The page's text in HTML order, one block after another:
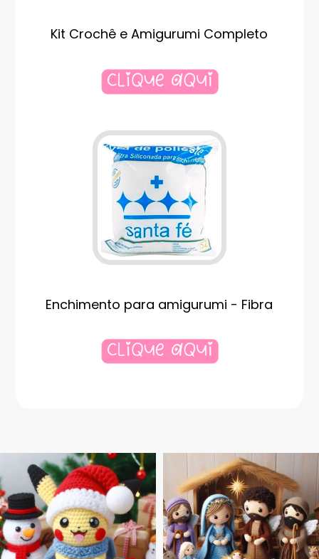
Kit Crochê e Amigurumi Completo
Enchimento para amigurumi - Fibra